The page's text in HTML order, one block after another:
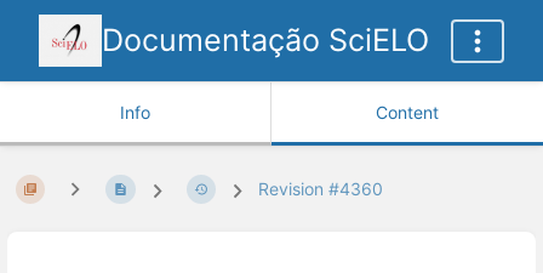
Documentação SciELO
Info Content
Revision #4360